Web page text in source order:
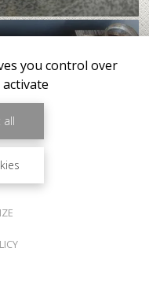
you control over
all